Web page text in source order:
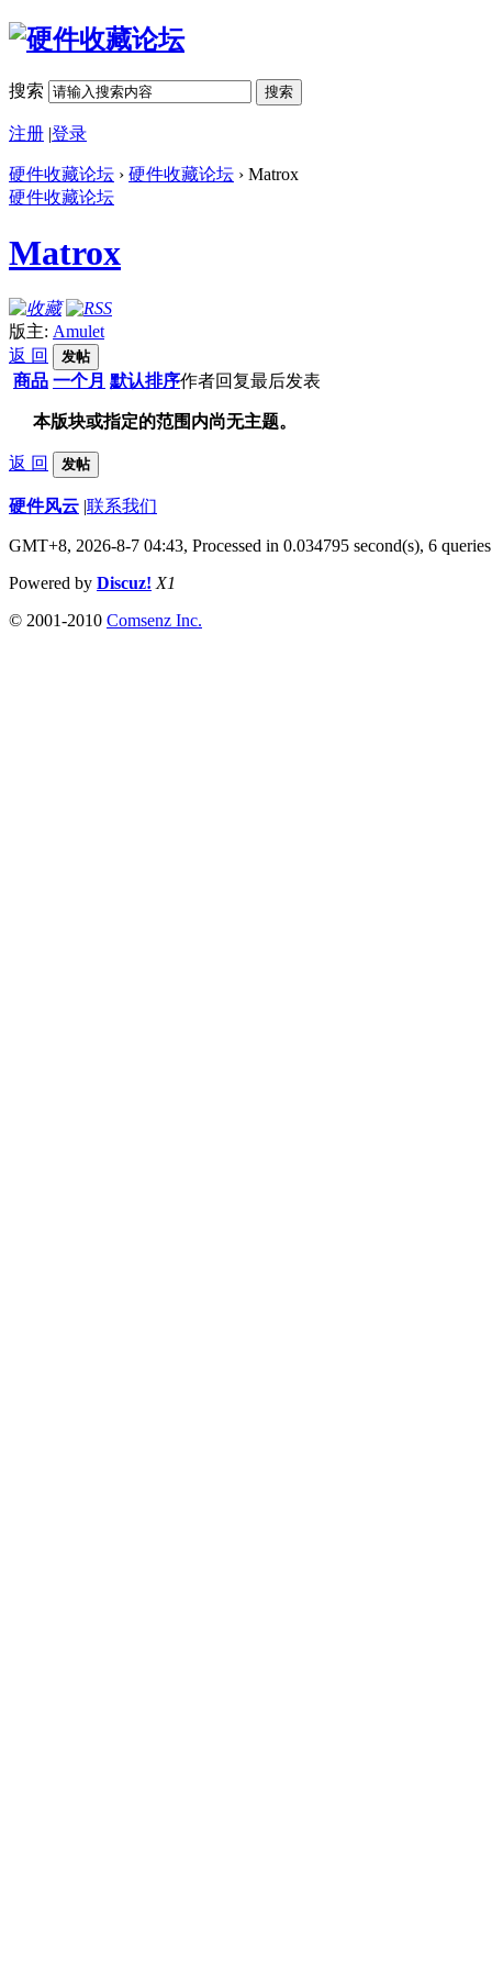
搜索 搜索
注册 |登录
硬件收藏论坛 › 硬件收藏论坛 › Matrox
硬件收藏论坛
Matrox
版主: Amulet
返 回
发帖
商品 一个月 默认排序作者回复最后发表
本版块或指定的范围内尚无主题。
返 回 发帖
硬件风云 |联系我们
GMT+8, 2026-8-7 04:43, Processed in 0.034795 second(s), 6 queries
Powered by Discuz! X1
© 2001-2010 Comsenz Inc.